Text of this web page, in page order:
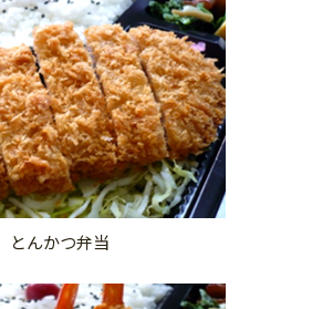
とんかつ弁当